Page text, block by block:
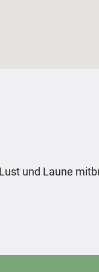
und Laune